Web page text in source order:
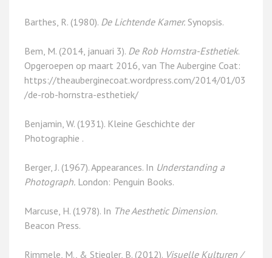
Barthes, R. (1980). De Lichtende Kamer. Synopsis.
Bem, M. (2014, januari 3). De Rob Hornstra-Esthetiek.
Opgeroepen op maart 2016, van The Aubergine Coat:
https://theauberginecoat.wordpress.com/2014/01/03
/de-rob-hornstra-esthetiek/
Benjamin, W. (1931). Kleine Geschichte der
Photographie .
Berger, J. (1967). Appearances. In Understanding a
Photograph. London: Penguin Books.
Marcuse, H. (1978). In The Aesthetic Dimension.
Beacon Press.
Rimmele, M., & Stiegler, B. (2012). Visuelle Kulturen /